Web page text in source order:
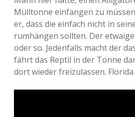
Mülltonne einfangen zu
er, dass die einfach nicht in
rumhängen sollten. Der
oder so. Jedenfalls macht der
fährt das Reptil in der Tonne
dort wieder freizulassen. Florida